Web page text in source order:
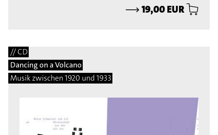
⟶19,00 EUR
// CD
Dancing on a Volcano
Musik zwischen 1920 und 1933